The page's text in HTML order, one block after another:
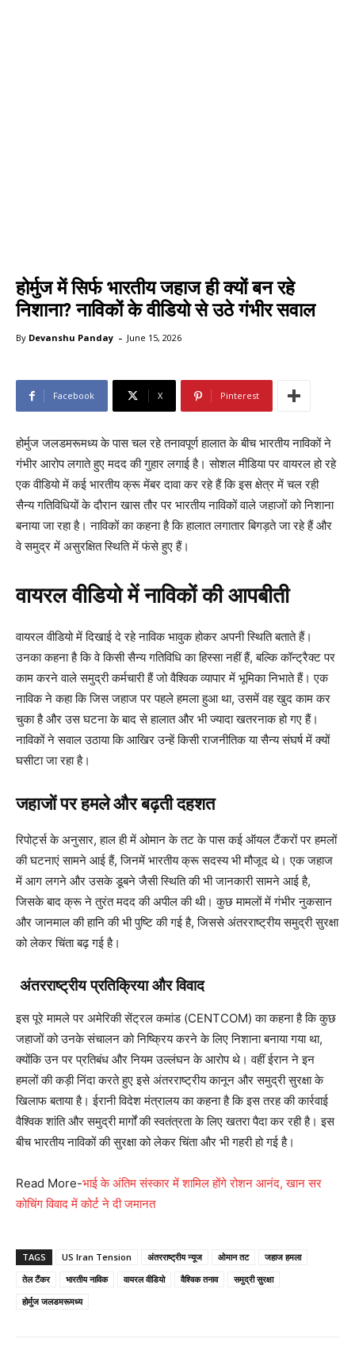
होर्मुज में सिर्फ भारतीय जहाज ही क्यों बन रहे
निशाना? नाविकों के वीडियो से उठे गंभीर सवाल
By Devanshu Panday - June 15, 2026
Facebook X Pinterest
होर्मुज जलडमरूमध्य के पास चल रहे तनावपूर्ण हालात के बीच भारतीय नाविकों ने
गंभीर आरोप लगाते हुए मदद की गुहार लगाई है। सोशल मीडिया पर वायरल हो रहे
एक वीडियो में कई भारतीय क्रू मेंबर दावा कर रहे हैं कि इस क्षेत्र में चल रही
सैन्य गतिविधियों के दौरान खास तौर पर भारतीय नाविकों वाले जहाजों को निशाना
बनाया जा रहा है। नाविकों का कहना है कि हालात लगातार बिगड़ते जा रहे हैं और
वे समुद्र में असुरक्षित स्थिति में फंसे हुए हैं।
वायरल वीडियो में नाविकों की आपबीती
वायरल वीडियो में दिखाई दे रहे नाविक भावुक होकर अपनी स्थिति बताते हैं।
उनका कहना है कि वे किसी सैन्य गतिविधि का हिस्सा नहीं हैं, बल्कि कॉन्ट्रैक्ट पर
काम करने वाले समुद्री कर्मचारी हैं जो वैश्विक व्यापार में भूमिका निभाते हैं। एक
नाविक ने कहा कि जिस जहाज पर पहले हमला हुआ था, उसमें वह खुद काम कर
चुका है और उस घटना के बाद से हालात और भी ज्यादा खतरनाक हो गए हैं।
नाविकों ने सवाल उठाया कि आखिर उन्हें किसी राजनीतिक या सैन्य संघर्ष में क्यों
घसीटा जा रहा है।
जहाजों पर हमले और बढ़ती दहशत
रिपोर्ट्स के अनुसार, हाल ही में ओमान के तट के पास कई ऑयल टैंकरों पर हमलों
की घटनाएं सामने आई हैं, जिनमें भारतीय क्रू सदस्य भी मौजूद थे। एक जहाज
में आग लगने और उसके डूबने जैसी स्थिति की भी जानकारी सामने आई है,
जिसके बाद क्रू ने तुरंत मदद की अपील की थी। कुछ मामलों में गंभीर नुकसान
और जानमाल की हानि की भी पुष्टि की गई है, जिससे अंतरराष्ट्रीय समुद्री सुरक्षा
को लेकर चिंता बढ़ गई है।
अंतरराष्ट्रीय प्रतिक्रिया और विवाद
इस पूरे मामले पर अमेरिकी सेंट्रल कमांड (CENTCOM) का कहना है कि कुछ
जहाजों को उनके संचालन को निष्क्रिय करने के लिए निशाना बनाया गया था,
क्योंकि उन पर प्रतिबंध और नियम उल्लंघन के आरोप थे। वहीं ईरान ने इन
हमलों की कड़ी निंदा करते हुए इसे अंतरराष्ट्रीय कानून और समुद्री सुरक्षा के
खिलाफ बताया है। ईरानी विदेश मंत्रालय का कहना है कि इस तरह की कार्रवाई
वैश्विक शांति और समुद्री मार्गों की स्वतंत्रता के लिए खतरा पैदा कर रही है। इस
बीच भारतीय नाविकों की सुरक्षा को लेकर चिंता और भी गहरी हो गई है।
Read More-भाई के अंतिम संस्कार में शामिल होंगे रोशन आनंद, खान सर
कोचिंग विवाद में कोर्ट ने दी जमानत
TAGS US Iran Tension अंतरराष्ट्रीय न्यूज ओमान तट
जहाज हमला
तेल टैंकर
भारतीय नाविक वायरल वीडियो वैश्विक तनाव
समुद्री सुरक्षा
होर्मुज जलडमरूमध्य